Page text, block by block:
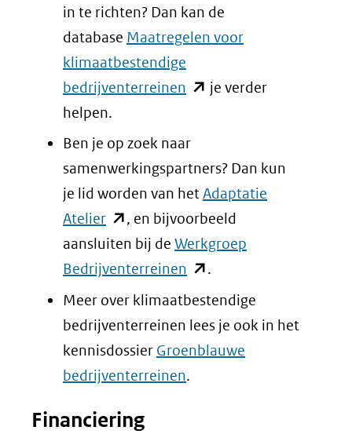
andere
in te richten? Dan kan de
database Maatregelen voor
klimaatbestendige
bedrijventerreinen (opent
nieuw
venster)
(verwijst
naar
een
andere
je verder
helpen.
Ben je op zoek naar
samenwerkingspartners? Dan kun
je lid worden van hetAdaptatie
Atelier(opent
in
nieuw
venster)
(verwijst
naar
een
website)
, en bijvoorbeeld
aansluiten bij de Werkgroep
Bedrijventerreinen (opent
in
nieuw
venster)
.
Meer over klimaatbestendige
bedrijventerreinen lees je ook in het
kennisdossier Groenblauwe
bedrijventerreinen.
Financiering